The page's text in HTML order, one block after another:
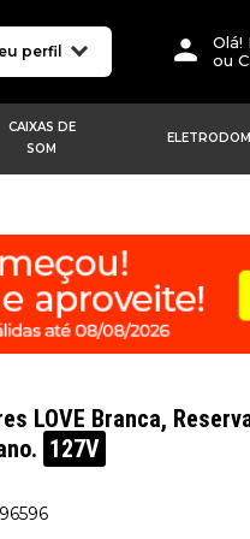
perfil
Olá!
ou
CAIXAS DE
SOM
LOVE Branca,
127V